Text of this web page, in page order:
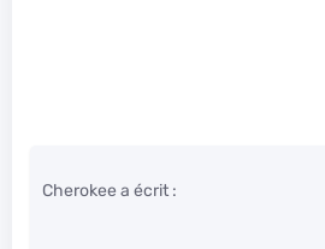
Cherokee a écrit :